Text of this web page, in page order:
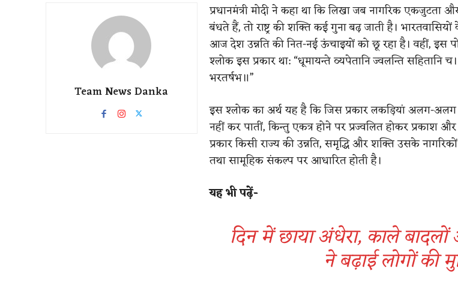
Team News Danka
प्रधानमंत्री मोदी ने कहा था कि लिखा जब नागरिक
बंधते हैं, तो राष्ट्र की शक्ति कई गुना बढ़ जाती है।
आज देश उन्नति की नित-नई ऊंचाइयों को छू रहा है। वहीं, इस
श्लोक इस प्रकार था: “धूमायन्ते व्यपेतानि ज्वलन्ति सहितानि च।
भरतर्षभ॥”
इस श्लोक का अर्थ यह है कि जिस प्रकार लकड़ियां अलग-अलग
नहीं कर पातीं, किन्तु एकत्र होने पर प्रज्वलित होकर प्रकाश
प्रकार किसी राज्य की उन्नति, समृद्धि और शक्ति उसके
तथा सामूहिक संकल्प पर आधारित होती है।
यह भी पढ़ें-
दिन में छाया अंधेरा, काले
ने बढ़ाई लोगों की